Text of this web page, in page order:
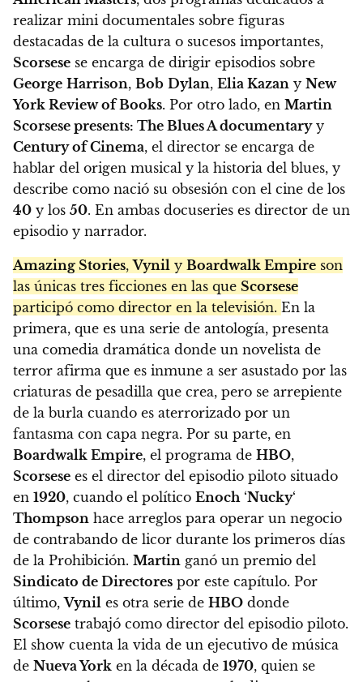
realizar mini documentales sobre figuras
destacadas de la cultura o sucesos importantes,
Scorsese se encarga de dirigir episodios sobre
George Harrison, Bob Dylan, Elia Kazan y New
York Review of Books. Por otro lado, en Martin
Scorsese presents: The Blues A documentaryy
Century of Cinema, el director se encarga de
hablar del origen musical y la historia del blues, y
describe como nació su obsesión con el cine de los
40 y los 50. En ambas docuseries es director de un
episodio y narrador.
Amazing Stories,Vynil y Boardwalk Empire son
las únicas tres ficciones en las que Scorsese
participó como director en la televisión. En la
primera, que es una serie de antología, presenta
una comedia dramática donde un novelista de
terror afirma que es inmune a ser asustado por las
criaturas de pesadilla que crea, pero se arrepiente
de la burla cuando es aterrorizado por un
fantasma con capa negra. Por su parte, en
Boardwalk Empire, el programa de HBO,
Scorsese es el director del episodio piloto situado
en 1920, cuando el político Enoch‘Nucky‘
Thompson hace arreglos para operar un negocio
de contrabando de licor durante los primeros días
de la Prohibición. Martin ganó un premio del
Sindicato de Directores por este capítulo. Por
último,Vynil es otra serie de HBO donde
Scorsese trabajó como director del episodio piloto.
El show cuenta la vida de un ejecutivo de música
de Nueva York en la década de 1970, quien se